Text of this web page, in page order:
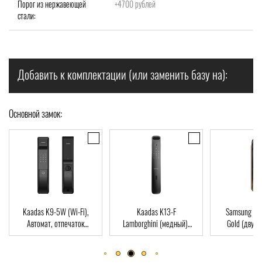
Порог из нержавеющей
стали:
+4700 рублей
Добавить к комплектации (или заменить базу на):
Основной замок:
(Wi-Fi),
Card
Kaadas K13-F
Lamborghini (медный),
Автомат, Face-ID,
отпечаток пальца, RFID-
Samsung SHP-DP728
Gold (двухригельная
врезная часть), Автомат,